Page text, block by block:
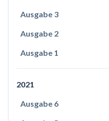
Ausgabe 3
Ausgabe 2
Ausgabe 1
2021
Ausgabe 6